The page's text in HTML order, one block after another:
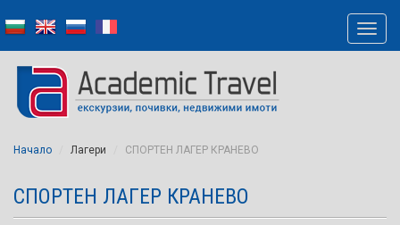
Начало Лагери СПОРТЕН ЛАГЕР КРАНЕВО
СПОРТЕН ЛАГЕР КРАНЕВО